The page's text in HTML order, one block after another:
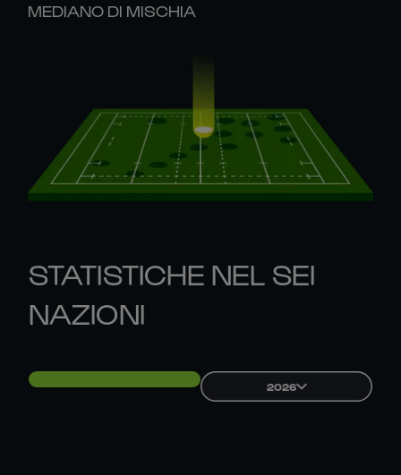
MEDIANO DI MISCHIA
STATISTICHE NEL SEI
NAZIONI
2026